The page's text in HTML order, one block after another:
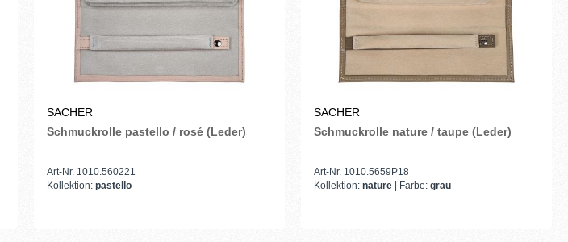
SACHER
Schmuckrolle pastello / rosé (Leder)
Art-Nr. 1010.560221
Kollektion: pastello
SACHER
Schmuckrolle nature / taupe (Leder)
Art-Nr. 1010.5659P18
Kollektion: nature | Farbe: grau